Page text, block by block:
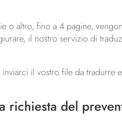
o altro, fino a 4 pagine,
il nostro servizio di
il vostro file da tradurre
del